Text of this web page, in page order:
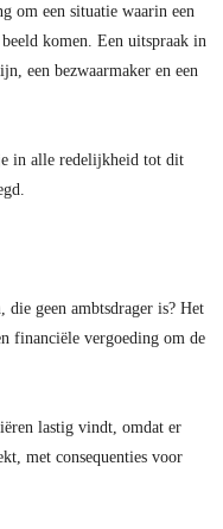
om een situatie waarin een
komen. Een uitspraak in
een bezwaarmaker en een
je in alle redelijkheid tot dit
geen ambtsdrager is? Het
financiële vergoeding om de
lastig vindt, omdat er
met consequenties voor